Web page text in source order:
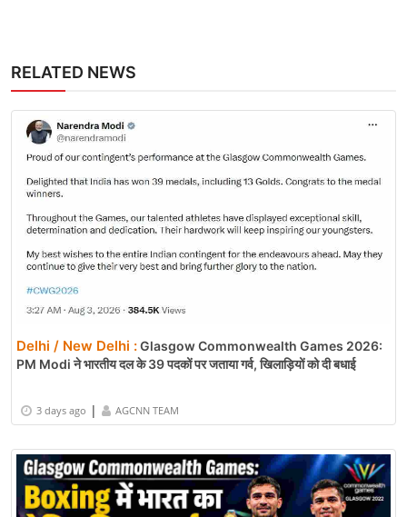
RELATED NEWS
Delhi / New Delhi :Glasgow Commonwealth Games 2026:
PM Modi ने भारतीय दल के 39 पदकों पर जताया गर्व, खिलाड़ियों को दी बधाई
3 days ago | AGCNN TEAM